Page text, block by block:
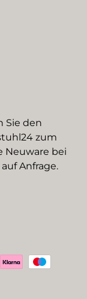
Sie den
zum
Neuware bei
Anfrage.